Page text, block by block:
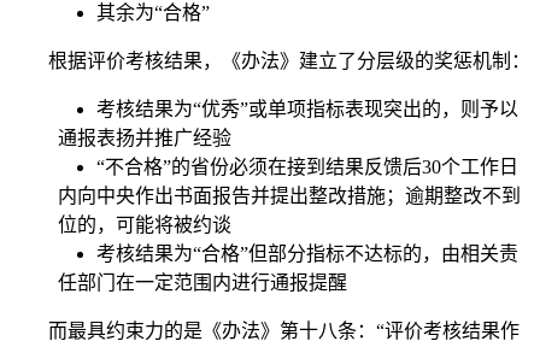
其余为“合格”
根据评价考核结果，《办法》建立了分层级的奖惩机制：
考核结果为“优秀”或单项指标表现突出的，则予以
通报表扬并推广经验
“不合格”的省份必须在接到结果反馈后30个工作日
内向中央作出书面报告并提出整改措施；逾期整改不到
位的，可能将被约谈
考核结果为“合格”但部分指标不达标的，由相关责
任部门在一定范围内进行通报提醒
而最具约束力的是《办法》第十八条：“评价考核结果作